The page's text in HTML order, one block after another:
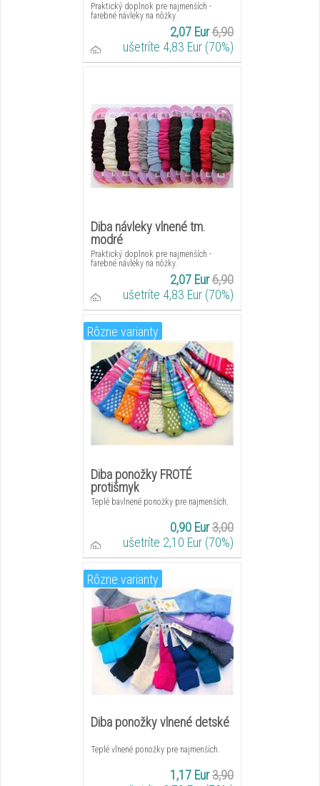
Praktický doplnok pre najmenších -
farebné návleky na nôžky.
2,07 Eur6,90
ušetríte 4,83 Eur (70%)
Diba návleky vlnené tm.
modré
Praktický doplnok pre najmenších -
farebné návleky na nôžky.
2,07 Eur6,90
ušetríte 4,83 Eur (70%)
Rôzne varianty
Diba ponožky FROTÉ
protišmyk
Teplé bavlnené ponožky pre najmenších.
0,90 Eur3,00
ušetríte 2,10 Eur (70%)
Rôzne varianty
Diba ponožky vlnené detské
Teplé vlnené ponožky pre najmenších.
1,17 Eur3,90